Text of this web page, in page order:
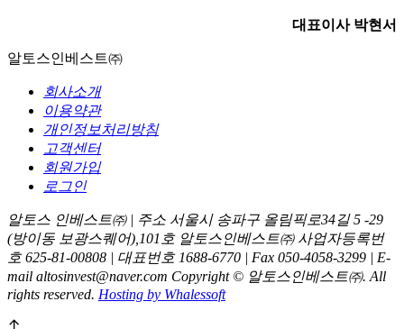
대표이사 박현서
알토스인베스트㈜
회사소개
이용약관
개인정보처리방침
고객센터
회원가입
로그인
알토스 인베스트㈜ | 주소 서울시 송파구 올림픽로34길 5 -29
(방이동 보광스퀘어),101호 알토스인베스트㈜ 사업자등록번
호 625-81-00808 | 대표번호 1688-6770 | Fax 050-4058-3299 | E-
mail altosinvest@naver.com Copyright © 알토스인베스트㈜. All
rights reserved. Hosting by Whalessoft